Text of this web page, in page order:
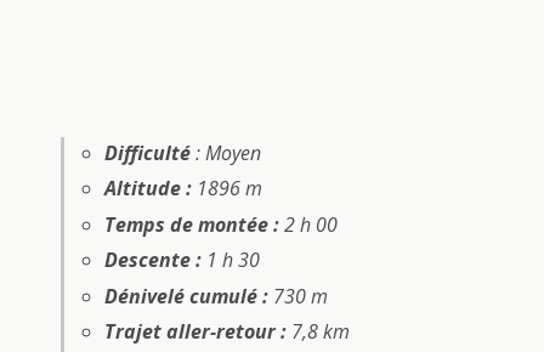
Difficulté: Moyen
Altitude :1896 m
Temps de montée :2 h 00
Descente : 1 h 30
Dénivelé cumulé : 730 m
Trajet aller-retour :7,8 km